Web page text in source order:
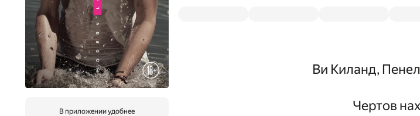
В приложении удобнее
Ви Киланд,
Чертов